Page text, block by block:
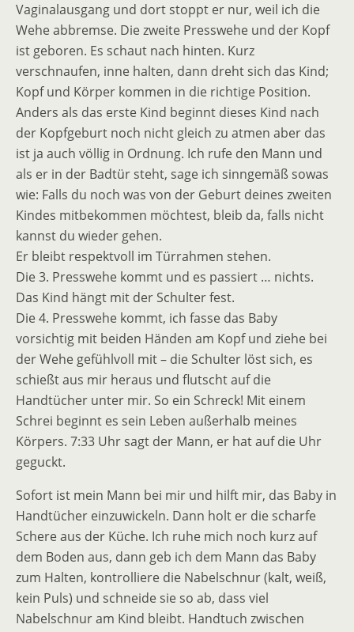
Vaginalausgang und dort stoppt er nur, weil ich die
Wehe abbremse. Die zweite Presswehe und der Kopf
ist geboren. Es schaut nach hinten. Kurz
verschnaufen, inne halten, dann dreht sich das Kind;
Kopf und Körper kommen in die richtige Position.
Anders als das erste Kind beginnt dieses Kind nach
der Kopfgeburt noch nicht gleich zu atmen aber das
ist ja auch völlig in Ordnung. Ich rufe den Mann und
als er in der Badtür steht, sage ich sinngemäß sowas
wie: Falls du noch was von der Geburt deines zweiten
Kindes mitbekommen möchtest, bleib da, falls nicht
kannst du wieder gehen.
Er bleibt respektvoll im Türrahmen stehen.
Die 3. Presswehe kommt und es passiert … nichts.
Das Kind hängt mit der Schulter fest.
Die 4. Presswehe kommt, ich fasse das Baby
vorsichtig mit beiden Händen am Kopf und ziehe bei
der Wehe gefühlvoll mit – die Schulter löst sich, es
schießt aus mir heraus und flutscht auf die
Handtücher unter mir. So ein Schreck! Mit einem
Schrei beginnt es sein Leben außerhalb meines
Körpers. 7:33 Uhr sagt der Mann, er hat auf die Uhr
geguckt.
Sofort ist mein Mann bei mir und hilft mir, das Baby in
Handtücher einzuwickeln. Dann holt er die scharfe
Schere aus der Küche. Ich ruhe mich noch kurz auf
dem Boden aus, dann geb ich dem Mann das Baby
zum Halten, kontrolliere die Nabelschnur (kalt, weiß,
kein Puls) und schneide sie so ab, dass viel
Nabelschnur am Kind bleibt. Handtuch zwischen